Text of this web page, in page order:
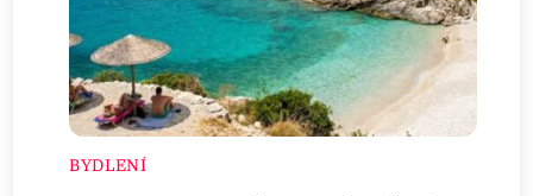
BYDLENÍ